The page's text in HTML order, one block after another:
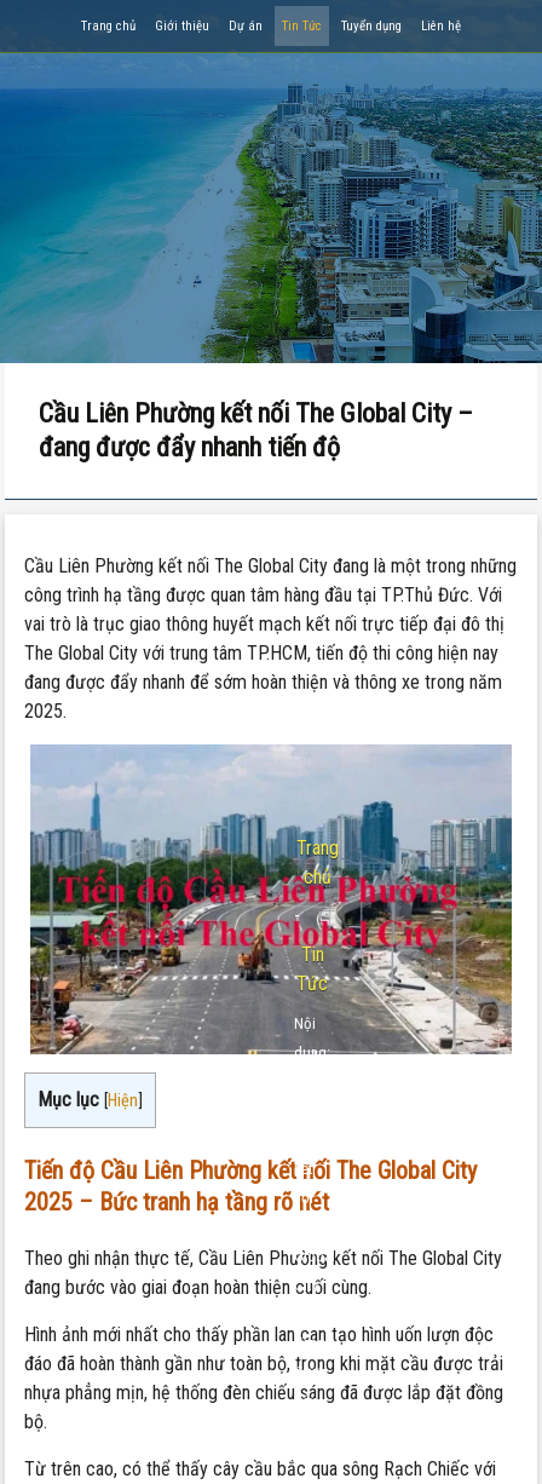
Trang chủ Giới thiệu Dự án Tin Tức Tuyển dụng Liên hệ
Trang
chủ
-
Tin
Tức
Nội
dung:
kết
nối
Global
City
đang
được
đẩy
Cầu Liên Phường kết nối The Global City –
đang được đẩy nhanh tiến độ
Cầu Liên Phường kết nối The Global City đang là một trong những
công trình hạ tầng được quan tâm hàng đầu tại TP.Thủ Đức. Với
vai trò là trục giao thông huyết mạch kết nối trực tiếp đại đô thị
The Global City với trung tâm TP.HCM, tiến độ thi công hiện nay
đang được đẩy nhanh để sớm hoàn thiện và thông xe trong năm
2025.
Mục lục [Hiện]
Tiến độ Cầu Liên Phường kết nối The Global City
2025 – Bức tranh hạ tầng rõ nét
Theo ghi nhận thực tế, Cầu Liên Phường kết nối The Global City
đang bước vào giai đoạn hoàn thiện cuối cùng.
Hình ảnh mới nhất cho thấy phần lan can tạo hình uốn lượn độc
đáo đã hoàn thành gần như toàn bộ, trong khi mặt cầu được trải
nhựa phẳng mịn, hệ thống đèn chiếu sáng đã được lắp đặt đồng
bộ.
Từ trên cao, có thể thấy cây cầu bắc qua sông Rạch Chiếc với